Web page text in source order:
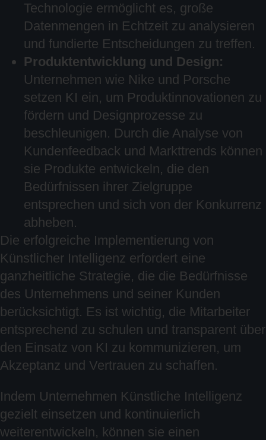
Technologie ermöglicht es, große
Datenmengen in Echtzeit zu analysieren
und fundierte Entscheidungen zu treffen.
Produktentwicklung und Design:
Unternehmen wie Nike und Porsche
setzen KI ein, um Produktinnovationen zu
fördern und Designprozesse zu
beschleunigen. Durch die Analyse von
Kundenfeedback und Markttrends können
sie Produkte entwickeln, die den
Bedürfnissen ihrer Zielgruppe
entsprechen und sich von der Konkurrenz
abheben.
Die erfolgreiche Implementierung von
Künstlicher Intelligenz erfordert eine
ganzheitliche Strategie, die die Bedürfnisse
des Unternehmens und seiner Kunden
berücksichtigt. Es ist wichtig, die Mitarbeiter
entsprechend zu schulen und transparent über
den Einsatz von KI zu kommunizieren, um
Akzeptanz und Vertrauen zu schaffen.
Indem Unternehmen Künstliche Intelligenz
gezielt einsetzen und kontinuierlich
weiterentwickeln, können sie einen